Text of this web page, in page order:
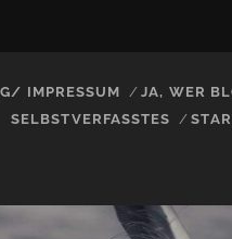
IMPRESSUM JA, WER
SELBSTVERFASSTES